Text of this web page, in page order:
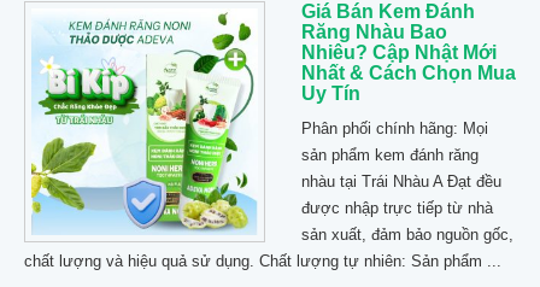
Giá Bán Kem Đánh
Răng Nhàu Bao
Nhiêu? Cập Nhật Mới
Nhất & Cách Chọn Mua
Uy Tín
Phân phối chính hãng: Mọi
sản phẩm kem đánh răng
nhàu tại Trái Nhàu A Đạt đều
được nhập trực tiếp từ nhà
sản xuất, đảm bảo nguồn gốc,
chất lượng và hiệu quả sử dụng. Chất lượng tự nhiên: Sản phẩm ...